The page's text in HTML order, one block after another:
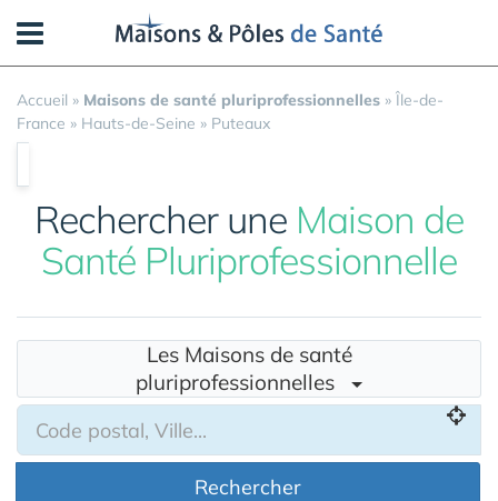
Accueil » Maisons de santé pluriprofessionnelles » Île-de-
France » Hauts-de-Seine » Puteaux
Rechercher une Maison de
Santé Pluriprofessionnelle
Les Maisons de santé
pluriprofessionnelles
Rechercher
Panneau de gestion des cookies